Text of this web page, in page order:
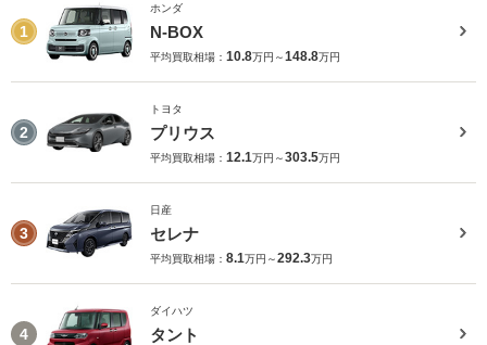
1
ホンダ
N-BOX
平均買取相場： 10.8万円～148.8万円
2
トヨタ
プリウス
平均買取相場： 12.1万円～303.5万円
3
日産
セレナ
平均買取相場： 8.1万円～292.3万円
4
ダイハツ
タント